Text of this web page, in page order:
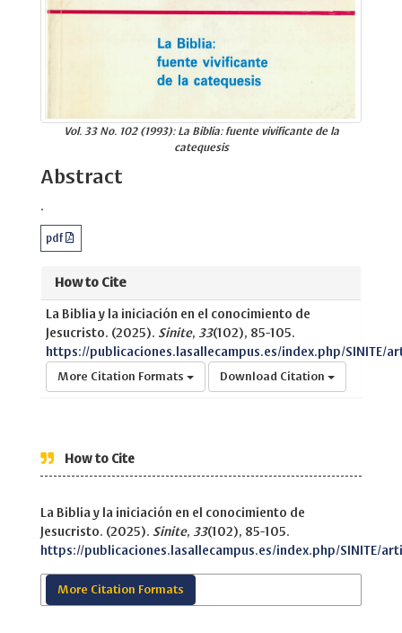
Vol. 33 No. 102 (1993): La Biblia: fuente vivificante de la
catequesis
Abstract
.
pdf
How to Cite
La Biblia y la iniciación en el conocimiento de
Jesucristo. (2025). Sinite, 33(102), 85-105.
https://publicaciones.lasallecampus.es/index.php/SINITE/
More Citation Formats Download Citation
How to Cite
La Biblia y la iniciación en el conocimiento de
Jesucristo. (2025). Sinite, 33(102), 85-105.
https://publicaciones.lasallecampus.es/index.php/SINITE/
More Citation Formats